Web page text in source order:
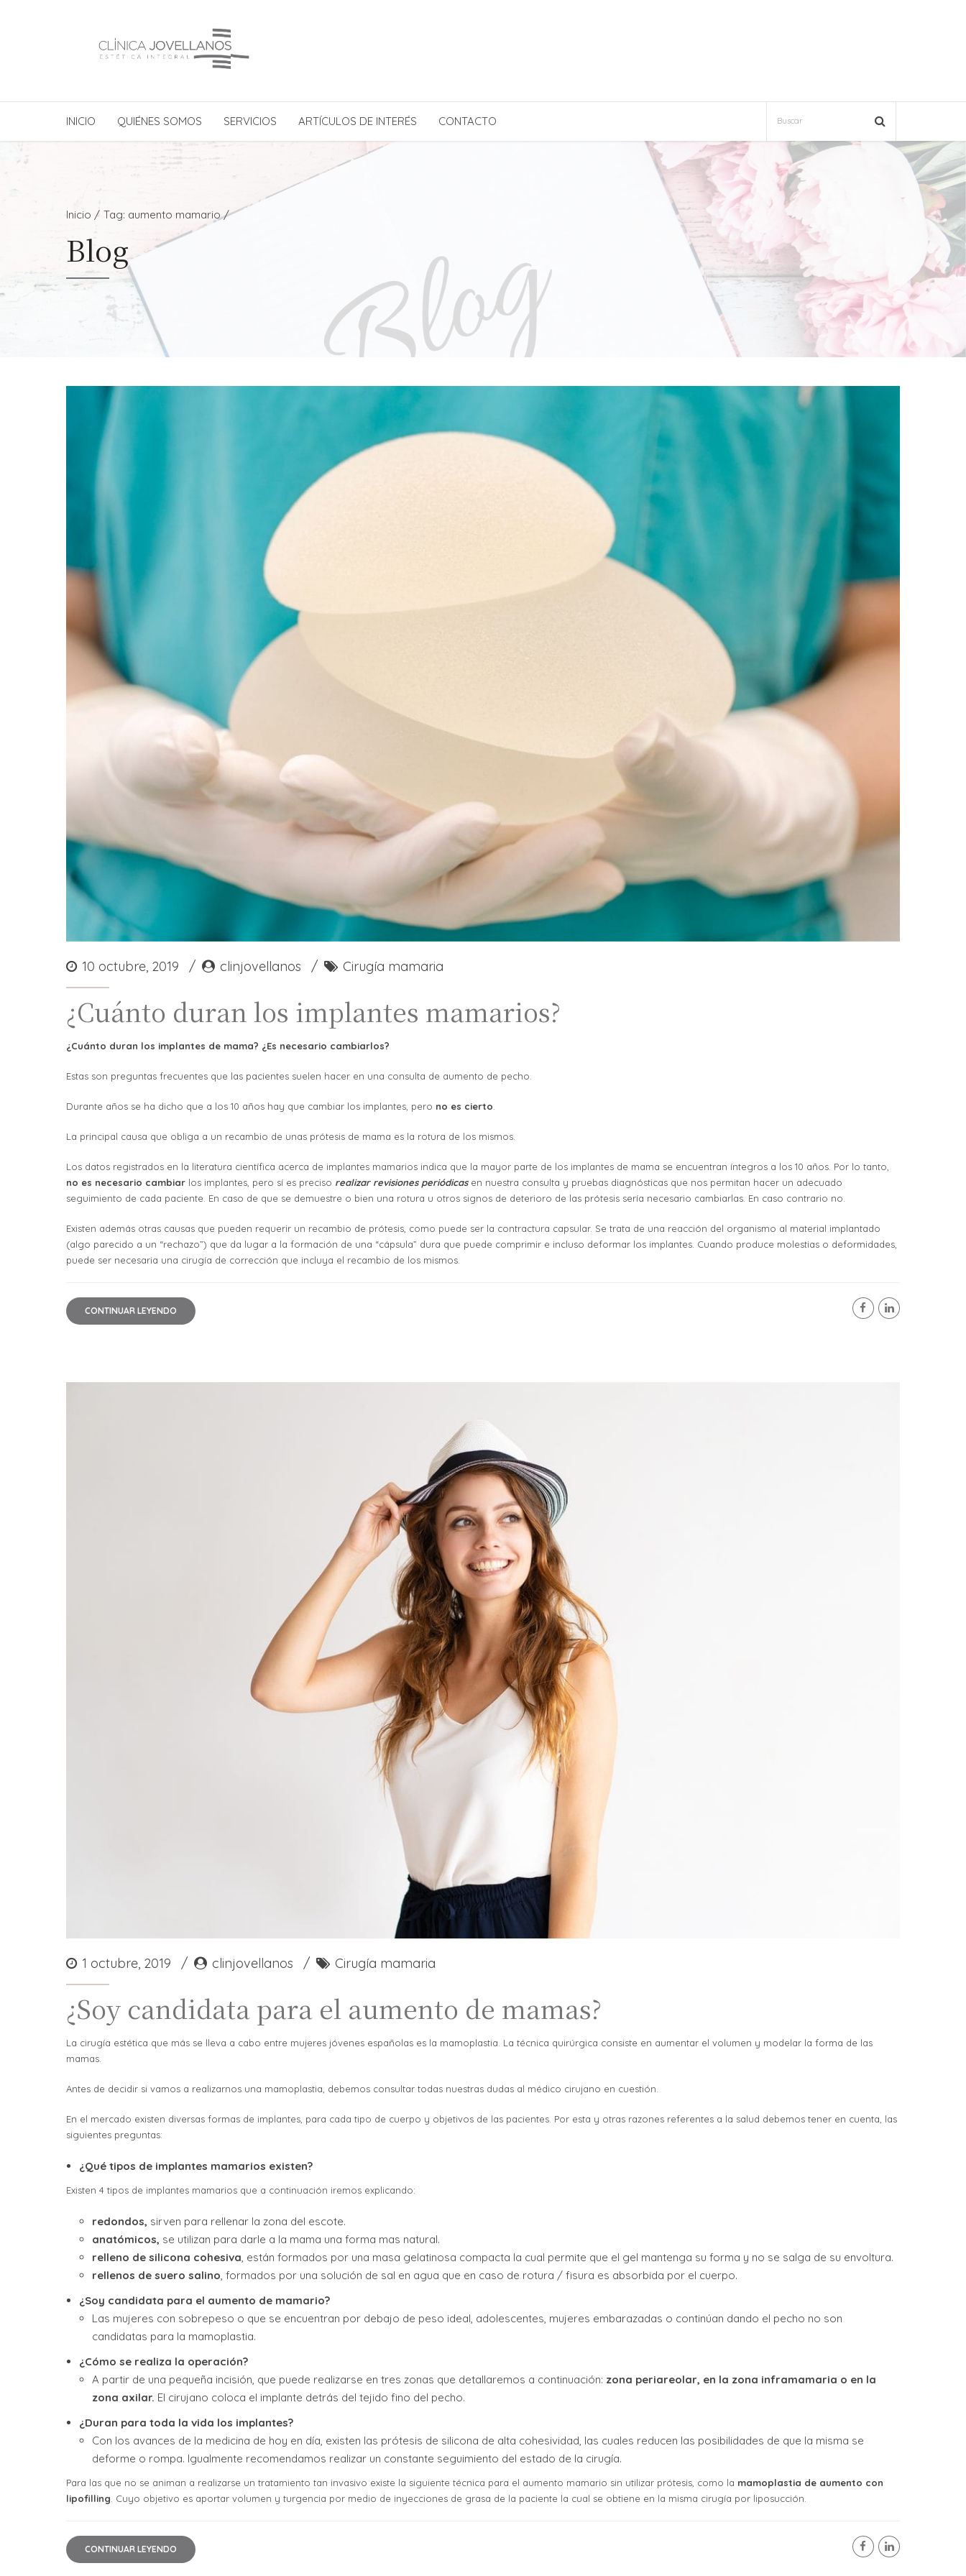
INICIO QUIÉNES SOMOS SERVICIOS ARTÍCULOS DE INTERÉS CONTACTO
Inicio Tag: aumento mamario /
Blog
10 octubre, 2019 clinjovellanos Cirugía mamaria
¿Cuánto duran los implantes mamarios?
¿Cuánto duran los implantes de mama? ¿Es necesario cambiarlos?
Estas son preguntas frecuentes que las pacientes suelen hacer en una consulta de aumento de pecho.
Durante años se ha dicho que a los 10 años hay que cambiar los implantes, pero no es cierto.
La principal causa que obliga a un recambio de unas prótesis de mama es la rotura de los mismos.
Los datos registrados en la literatura científica acerca de implantes mamarios indica que la mayor parte de los implantes de mama se encuentran íntegros a los 10 años. Por lo tanto,
no es necesario cambiar los implantes, pero sí es preciso realizar revisiones periódicasen nuestra consulta y pruebas diagnósticas que nos permitan hacer un adecuado
seguimiento de cada paciente. En caso de que se demuestre o bien una rotura u otros signos de deterioro de las prótesis sería necesario cambiarlas. En caso contrario no.
Existen además otras causas que pueden requerir un recambio de prótesis, como puede ser la contractura capsular. Se trata de una reacción del organismo al material implantado
(algo parecido a un “rechazo”) que da lugar a la formación de una “cápsula” dura que puede comprimir e incluso deformar los implantes. Cuando produce molestias o deformidades,
puede ser necesaria una cirugía de corrección que incluya el recambio de los mismos.
CONTINUAR LEYENDO
1 octubre, 2019 clinjovellanos Cirugía mamaria
¿Soy candidata para el aumento de mamas?
La cirugía estética que más se lleva a cabo entre mujeres jóvenes españolas es la mamoplastia. La técnica quirúrgica consiste en aumentar el volumen y modelar la forma de las
mamas.
Antes de decidir si vamos a realizarnos una mamoplastia, debemos consultar todas nuestras dudas al médico cirujano en cuestión.
En el mercado existen diversas formas de implantes, para cada tipo de cuerpo y objetivos de las pacientes. Por esta y otras razones referentes a la salud debemos tener en cuenta, las
siguientes preguntas:
¿Qué tipos de implantes mamarios existen?
Existen 4 tipos de implantes mamarios que a continuación iremos explicando:
redondos, sirven para rellenar la zona del escote.
anatómicos, se utilizan para darle a la mama una forma mas natural.
relleno de silicona cohesiva , están formados por una masa gelatinosa compacta la cual permite que el gel mantenga su forma y no se salga de su envoltura.
rellenos de suero salino , formados por una solución de sal en agua que en caso de rotura / fisura es absorbida por el cuerpo.
¿Soy candidata para el aumento de mamario?
Las mujeres con sobrepeso o que se encuentran por debajo de peso ideal, adolescentes, mujeres embarazadas o continúan dando el pecho no son
candidatas para la mamoplastia.
¿Cómo se realiza la operación?
A partir de una pequeña incisión, que puede realizarse en tres zonas que detallaremos a continuación: zona periareolar, en la zona inframamaria o en la
zona axilar. El cirujano coloca el implante detrás del tejido fino del pecho.
¿Duran para toda la vida los implantes?
Con los avances de la medicina de hoy en día, existen las prótesis de silicona de alta cohesividad, las cuales reducen las posibilidades de que la misma se
deforme o rompa. Igualmente recomendamos realizar un constante seguimiento del estado de la cirugía.
Para las que no se animan a realizarse un tratamiento tan invasivo existe la siguiente técnica para el aumento mamario sin utilizar prótesis, como la mamoplastia de aumento con
lipofilling . Cuyo objetivo es aportar volumen y turgencia por medio de inyecciones de grasa de la paciente la cual se obtiene en la misma cirugía por liposucción.
CONTINUAR LEYENDO